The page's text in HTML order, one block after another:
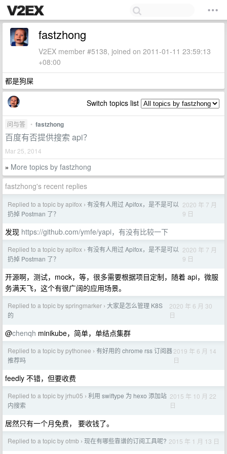
fastzhong
V2EX member #5138, joined on 2011-01-11 23:59:13
+08:00
都是狗屎
Switch topics list
问与答 • fastzhong
百度有否提供搜索 api？
Mar 25, 2014
» More topics by fastzhong
fastzhong's recent replies
Replied to a topic by apifox › 有没有人用过 Apifox，是不是可以
扔掉 Postman 了？
2020 年 7 月
9 日
发现 https://github.com/ymfe/yapi，有没有比较一下
Replied to a topic by apifox › 有没有人用过 Apifox，是不是可以
扔掉 Postman 了？
2020 年 7 月
9 日
开源啊，测试，mock，等，很多需要根据项目定制，随着 api，微服
务满天飞，这个有很广阔的应用场景。
Replied to a topic by springmarker › 大家是怎么管理 K8S
的
2020 年 6 月 30
日
@chenqh minikube，简单，单结点集群
Replied to a topic by pythonee › 有好用的 chrome rss 订阅器
推荐吗
2019 年 6 月 14
日
feedly 不错，但要收费
Replied to a topic by jrhu05 › 利用 swiftype 为 hexo 添加站
内搜索
2015 年 10 月 22
日
居然只有一个月免费， 要收钱了。
Replied to a topic by otmb › 现在有哪些靠谱的订阅工具呢? 2015 年 1 月 13 日